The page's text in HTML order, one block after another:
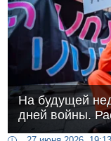
На будущей
дней войны.